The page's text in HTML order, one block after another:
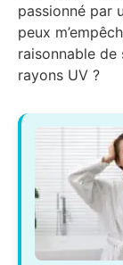
passionné par
peux
raisonnable de
rayons UV ?